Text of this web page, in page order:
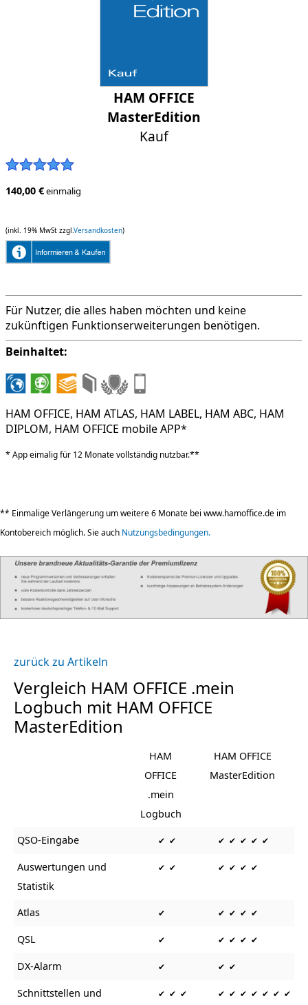
HAM OFFICE
MasterEdition
Kauf
140,00 €einmalig
(inkl. 19% MwSt zzgl. Versandkosten)
Für Nutzer, die alles haben möchten und keine
zukünftigen Funktionserweiterungen benötigen.
Beinhaltet:
HAM OFFICE, HAM ATLAS, HAM LABEL, HAM ABC, HAM
DIPLOM, HAM OFFICE mobile APP*
* App eimalig für 12 Monate vollständig nutzbar.**
** Einmalige Verlängerung um weitere 6 Monate bei www.hamoffice.de im
Kontobereich möglich. Sie auch Nutzungsbedingungen.
zurück zu Artikeln
Vergleich HAM OFFICE .mein
Logbuch mit HAM OFFICE
MasterEdition
HAM
OFFICE
.mein
Logbuch
HAM OFFICE
MasterEdition
QSO-Eingabe ✔ ✔ ✔ ✔ ✔ ✔ ✔
Auswertungen und
Statistik
✔ ✔ ✔ ✔ ✔ ✔
Atlas ✔ ✔ ✔ ✔ ✔
QSL ✔ ✔ ✔ ✔ ✔
DX-Alarm ✔ ✔ ✔
Schnittstellen und
✔ ✔ ✔ ✔ ✔ ✔ ✔ ✔ ✔ ✔